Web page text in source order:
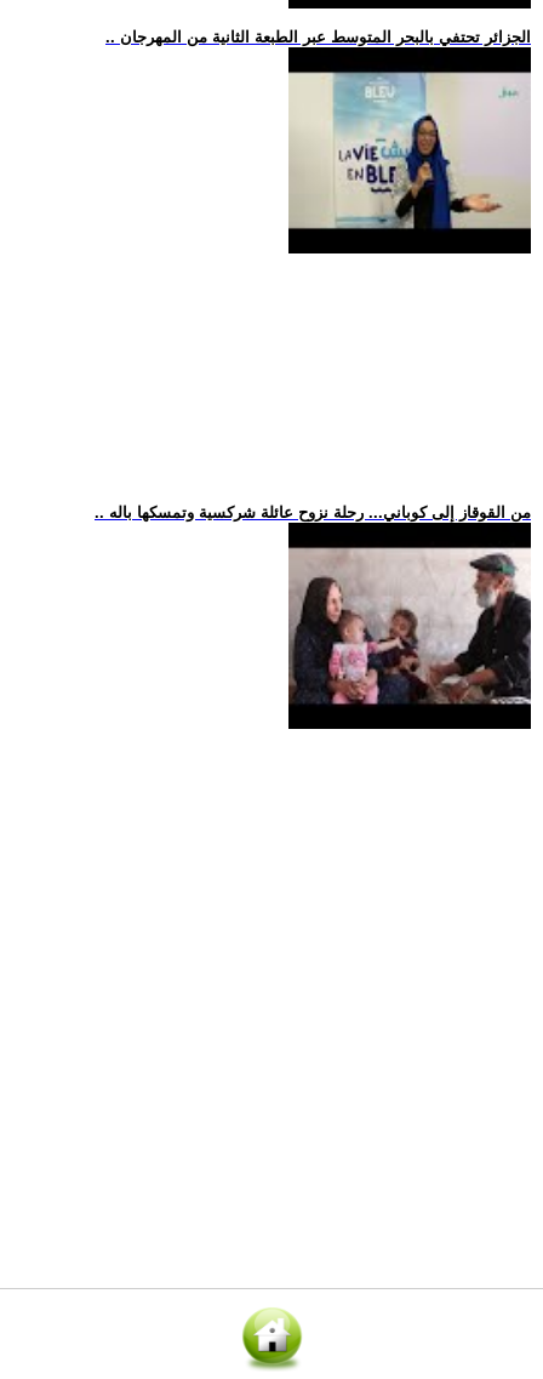
.. الجزائر تحتفي بالبحر المتوسط عبر الطبعة الثانية من المهرجان
.. من القوقاز إلى كوباني... رحلة نزوح عائلة شركسية وتمسكها باله